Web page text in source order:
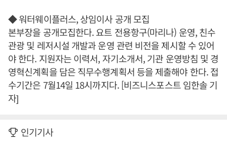
◆ 워터웨이플러스, 상임이사 공개 모집
본부장을 공개모집한다. 요트 전용항구(마리나) 운영, 친수
관광 및 레저시설 개발과 운영 관련 비전을 제시할 수 있어
야 한다. 지원자는 이력서, 자기소개서, 기관 운영방침 및 경
영혁신계획을 담은 직무수행계획서 등을 제출해야 한다. 접
수기간은 7월14일 18시까지다. [비즈니스포스트 임한솔 기
자]
인기기사